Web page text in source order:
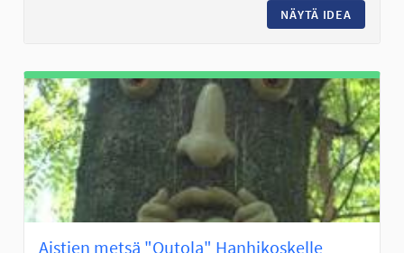
NÄYTÄ IDEA
Aistien metsä "Outola" Hanhikoskelle